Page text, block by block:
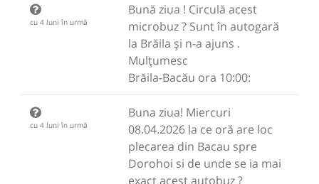
cu 4 luni în urmă
Bună ziua ! Circulă acest
microbuz ? Sunt în autogară
la Brăila și n-a ajuns .
Mulțumesc
Brăila-Bacău ora 10:00:
cu 4 luni în urmă
Buna ziua! Miercuri
08.04.2026 la ce oră are loc
plecarea din Bacau spre
Dorohoi si de unde se ia mai
exact acest autobuz ?